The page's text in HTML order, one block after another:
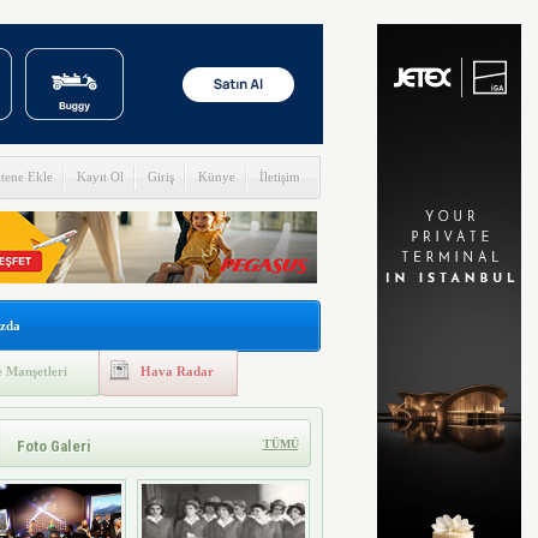
Ekle Kayıt Ol Giriş Künye İletişim
Manşetleri Hava Radar
Foto Galeri TÜMÜ